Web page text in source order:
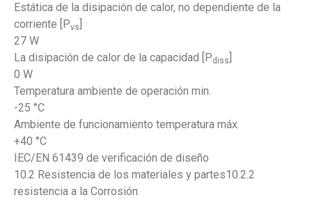
Estática de la disipación de calor, no dependiente de la
corriente [Pvs
27 W
La disipación de calor de la capacidad [Pdiss
0 W
Temperatura ambiente de operación min.
-25 °C
Ambiente de funcionamiento temperatura máx.
+40 °C
IEC/EN 61439 de verificación de diseño
10.2 Resistencia de los materiales y partes10.2.2
resistencia a la Corrosión